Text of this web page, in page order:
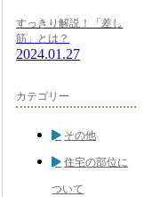
すっきり解説！「差し
筋」とは？
2024.01.27
カテゴリー
その他
住宅の部位に
ついて